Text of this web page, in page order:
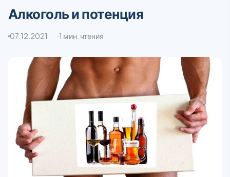
Алкоголь и потенция
07.12.2021 1 мин. чтения